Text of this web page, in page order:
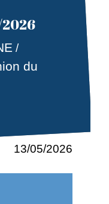
/
du
13/05/2026